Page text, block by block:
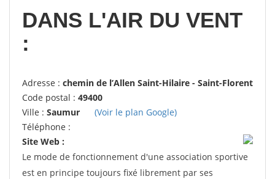
DANS L'AIR DU VENT
:
Adresse : chemin de l’Allen Saint-Hilaire - Saint-Florent
Code postal : 49400
Ville : Saumur
(Voir le plan Google)
Téléphone :
Site Web :
Le mode de fonctionnement d'une association sportive
est en principe toujours fixé librement par ses